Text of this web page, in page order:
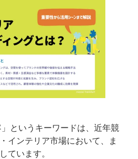
」というキーワードは、近年競
インテリア市場において、ま
ています。